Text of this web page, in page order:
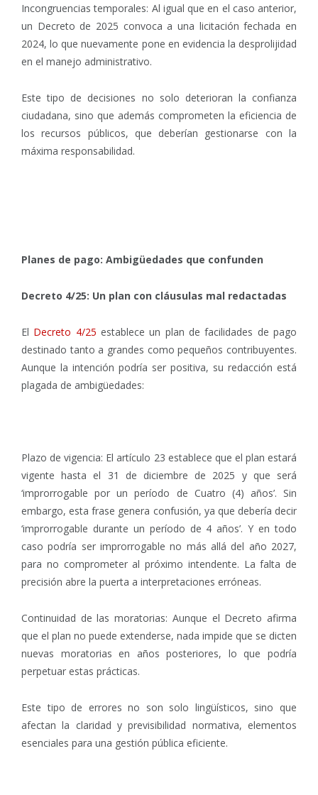
Incongruencias temporales: Al igual que en el caso anterior,
un Decreto de 2025 convoca a una licitación fechada en
2024, lo que nuevamente pone en evidencia la desprolijidad
en el manejo administrativo.
Este tipo de decisiones no solo deterioran la confianza
ciudadana, sino que además comprometen la eficiencia de
los recursos públicos, que deberían gestionarse con la
máxima responsabilidad.
Planes de pago: Ambigüedades que confunden
Decreto 4/25: Un plan con cláusulas mal redactadas
El Decreto 4/25 establece un plan de facilidades de pago
destinado tanto a grandes como pequeños contribuyentes.
Aunque la intención podría ser positiva, su redacción está
plagada de ambigüedades:
Plazo de vigencia: El artículo 23 establece que el plan estará
vigente hasta el 31 de diciembre de 2025 y que será
‘improrrogable por un período de Cuatro (4) años’. Sin
embargo, esta frase genera confusión, ya que debería decir
‘improrrogable durante un período de 4 años’. Y en todo
caso podría ser improrrogable no más allá del año 2027,
para no comprometer al próximo intendente. La falta de
precisión abre la puerta a interpretaciones erróneas.
Continuidad de las moratorias: Aunque el Decreto afirma
que el plan no puede extenderse, nada impide que se dicten
nuevas moratorias en años posteriores, lo que podría
perpetuar estas prácticas.
Este tipo de errores no son solo lingüísticos, sino que
afectan la claridad y previsibilidad normativa, elementos
esenciales para una gestión pública eficiente.